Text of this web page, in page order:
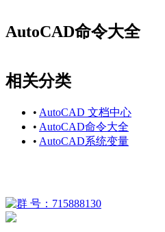
AutoCAD命令大全
相关分类
• AutoCAD 文档中心
• AutoCAD命令大全
• AutoCAD系统变量